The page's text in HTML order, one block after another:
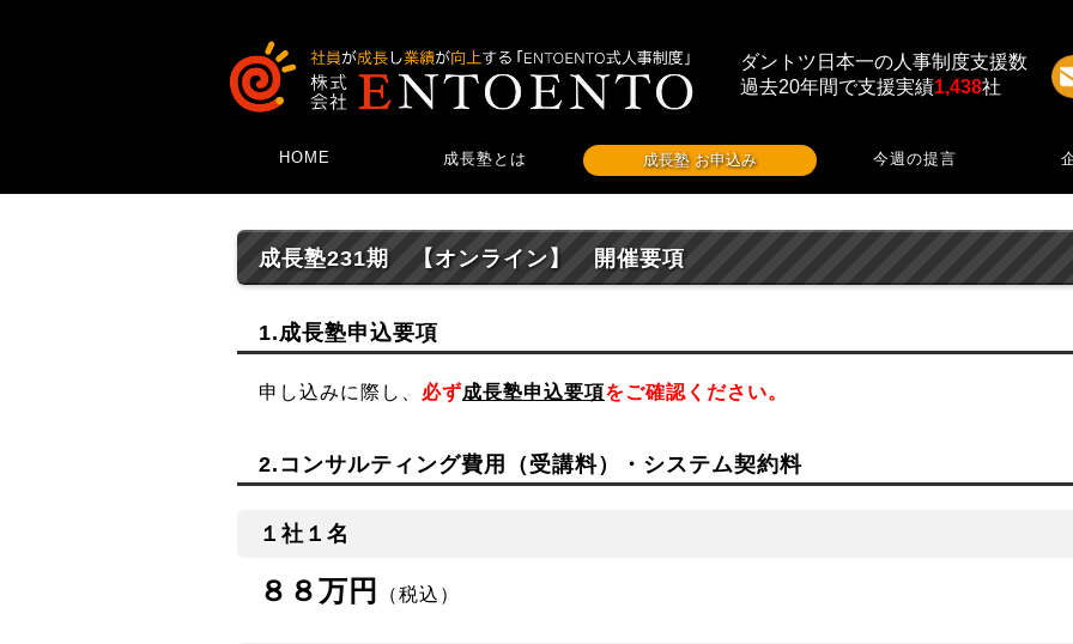
ダントツ日本一の人事制度支援数
過去20年間で支援実績1,438社
HOME 成長塾とは 成長塾 お申込み 今週の提言
成長塾231期 【オンライン】 開催要項
1.成長塾申込要項
申し込みに際し、 必ず成長塾申込要項をご確認ください。
2.コンサルティング費用（受講料）・システム契約料
１社１名
８８万円 （税込）